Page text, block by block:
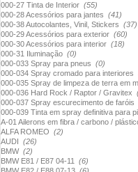
000-27 Tinta de Interior (55)
000-28 Acessórios para jantes (41)
000-38 Autocolantes, Vinil, Stickers (37)
000-29 Acessórios para exterior (60)
000-30 Acessórios para interior (18)
000-31 Iluminação (0)
000-033 Spray para pneus (0)
000-034 Spray cromado para interiores
000-035 Spray de limpeza de terra em
000-036 Hard Rock / Raptor / Gravitex
000-037 Spray escurecimento de faróis
000-039 Tinta em spray definitiva para
A-01 Ailerons em fibra / carbono /
ALFA ROMEO (2)
AUDI (26)
BMW (2)
BMW E81 / E87 04-11 (6)